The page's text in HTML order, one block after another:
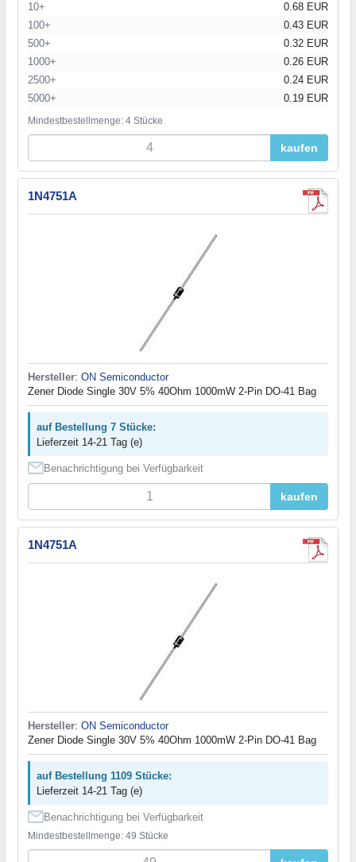
10+
0.68 EUR
100+
0.43 EUR
500+
0.32 EUR
1000+
0.26 EUR
2500+
0.24 EUR
5000+
0.19 EUR
Mindestbestellmenge: 4 Stücke
kaufen
1N4751A
Hersteller: ON Semiconductor
Zener Diode Single 30V 5% 40Ohm 1000mW 2-Pin DO-41 Bag
auf Bestellung 7 Stücke:
Lieferzeit 14-21 Tag (e)
Benachrichtigung bei Verfügbarkeit
kaufen
1N4751A
Hersteller: ON Semiconductor
Zener Diode Single 30V 5% 40Ohm 1000mW 2-Pin DO-41 Bag
auf Bestellung 1109 Stücke:
Lieferzeit 14-21 Tag (e)
Benachrichtigung bei Verfügbarkeit
Mindestbestellmenge: 49 Stücke